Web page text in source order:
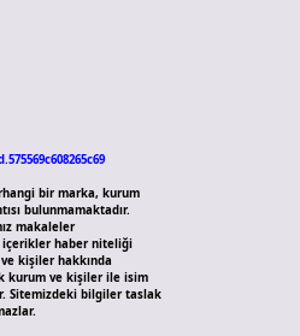
bir marka, kurum
bulunmamaktadır.
makaleler
içerikler haber niteliği
kişiler hakkında
kurum ve kişiler ile isim
Sitemizdeki bilgiler taslak